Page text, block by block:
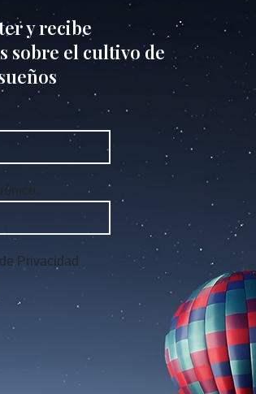
y recibe
sobre el cultivo de
Privacidad